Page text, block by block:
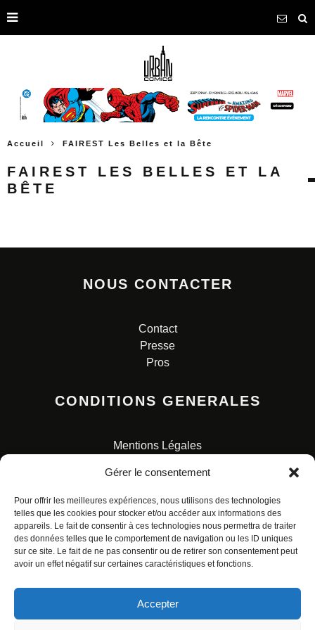
Gérer le consentement
Pour offrir les meilleures expériences, nous utilisons des technologies
telles que les cookies pour stocker et/ou accéder aux informations des
appareils. Le fait de consentir à ces technologies nous permettra de traiter
des données telles que le comportement de navigation ou les ID uniques
sur ce site. Le fait de ne pas consentir ou de retirer son consentement peut
avoir un effet négatif sur certaines caractéristiques et fonctions.
Accepter
Accueil FAIREST Les Belles et la Bête
FAIREST LES BELLES ET LA
BÊTE
NOUS CONTACTER
Contact
Presse
Pros
CONDITIONS GENERALES
Mentions Légales
Charte pour la protection des données personnelles
© ALL RIGHTS RESERVED. URBAN COMICS POUR LES